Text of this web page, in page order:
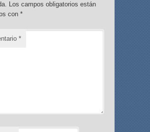
Los campos obligatorios están
con *
*